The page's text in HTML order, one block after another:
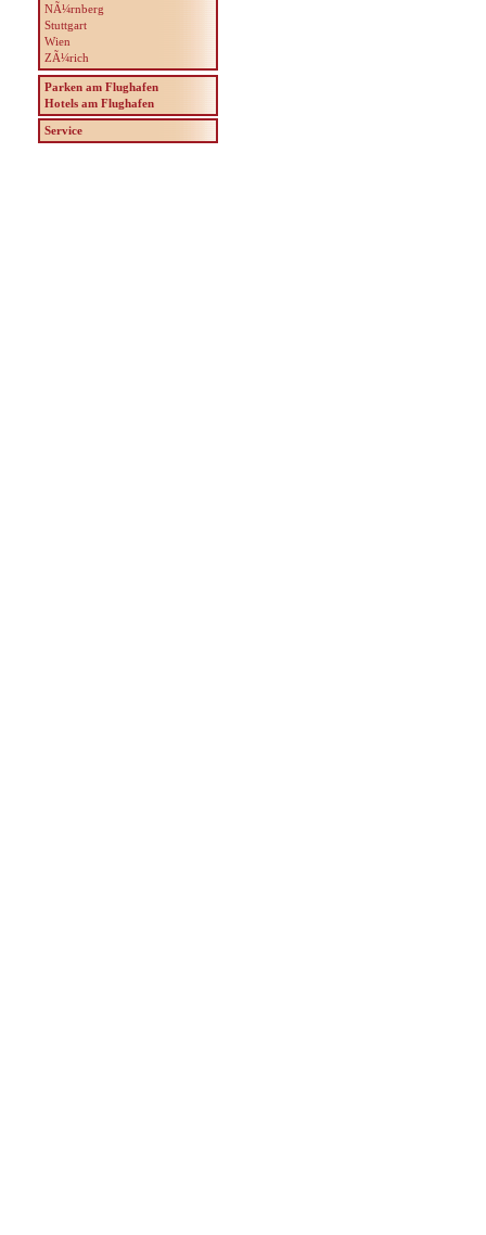
NÃ¼rnberg
Stuttgart
Wien
ZÃ¼rich
Parken am Flughafen
Hotels am Flughafen
Service